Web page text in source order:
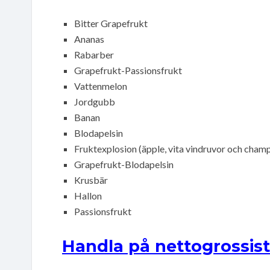
Bitter Grapefrukt
Ananas
Rabarber
Grapefrukt-Passionsfrukt
Vattenmelon
Jordgubb
Banan
Blodapelsin
Fruktexplosion (äpple, vita vindruvor och
Grapefrukt-Blodapelsin
Krusbär
Hallon
Passionsfrukt
Handla på